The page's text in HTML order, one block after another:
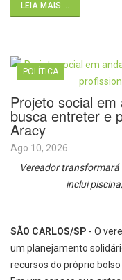
LEIA MAIS ...
POLÍTICA
Projeto social
busca entreter e
Aracy
Ago 10, 2026
Vereador
inclui
SÃO CARLOS/SP - O
um planejamento
recursos do próprio